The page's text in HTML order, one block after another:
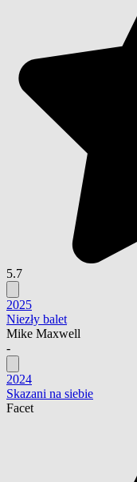
5.7
2025
Niezły balet
Mike Maxwell
-
2024
Skazani na siebie
Facet